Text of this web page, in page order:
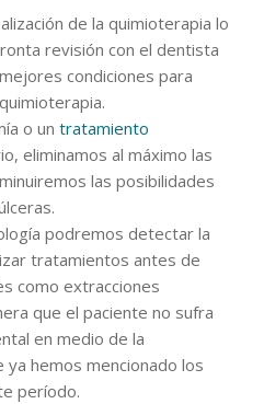
de la quimioterapia lo
revisión con el dentista
condiciones para
o un tratamiento
eliminamos al máximo las
las posibilidades
podremos detectar la
tratamientos antes de
como extracciones
que el paciente no sufra
en medio de la
hemos mencionado los
período.